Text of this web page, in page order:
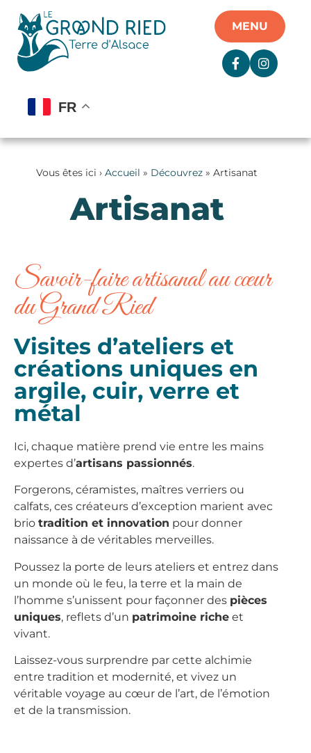
MENU
FR
Vous êtes ici ›Accueil » Découvrez »Artisanat
Artisanat
Savoir-faire artisanal au cœur
du Grand Ried
Visites d’ateliers et
créations uniques en
argile, cuir, verre et
métal
Ici, chaque matière prend vie entre les mains
expertes d’artisans passionnés.
Forgerons, céramistes, maîtres verriers ou
calfats, ces créateurs d’exception marient avec
brio tradition et innovation pour donner
naissance à de véritables merveilles.
Poussez la porte de leurs ateliers et entrez dans
un monde où le feu, la terre et la main de
l’homme s’unissent pour façonner des pièces
uniques, reflets d’un patrimoine riche et
vivant.
Laissez-vous surprendre par cette alchimie
entre tradition et modernité, et vivez un
véritable voyage au cœur de l’art, de l’émotion
et de la transmission.
Panneau de gestion des cookies